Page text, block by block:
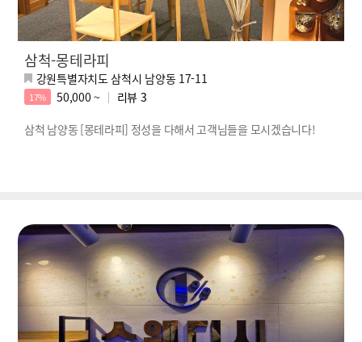
삼척-몽테라피
강원특별자치도 삼척시 남양동 17-11
17% 50,000 ~ 리뷰 3
삼척 남양동 [몽테라피] 정성을 다해서 고객님들을 모시겠습니다!